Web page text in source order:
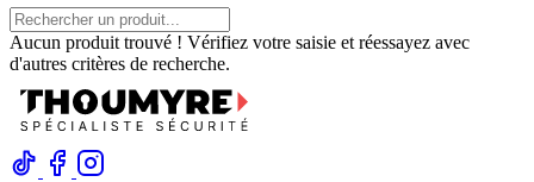
Aucun produit trouvé ! Vérifiez votre saisie et réessayez avec
d'autres critères de recherche.